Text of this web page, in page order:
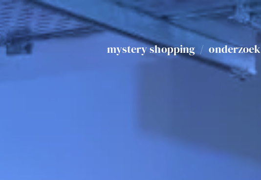
mystery shopping / onderzoek